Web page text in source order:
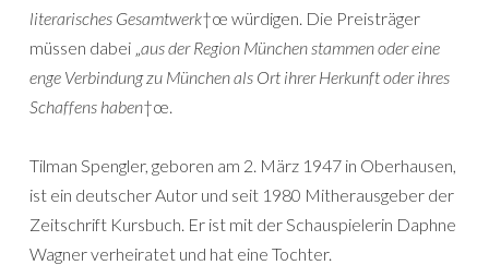
literarisches Gesamtwerk†œ würdigen. Die Preisträger
müssen dabei „aus der Region München stammen oder eine
enge Verbindung zu München als Ort ihrer Herkunft oder ihres
Schaffens haben†œ.
Tilman Spengler, geboren am 2. März 1947 in Oberhausen,
ist ein deutscher Autor und seit 1980 Mitherausgeber der
Zeitschrift Kursbuch. Er ist mit der Schauspielerin Daphne
Wagner verheiratet und hat eine Tochter.